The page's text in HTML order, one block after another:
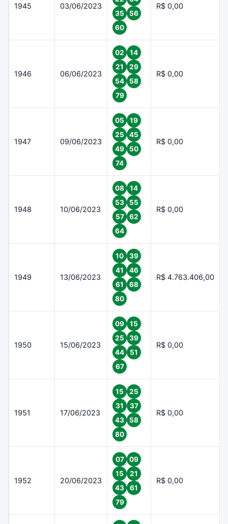
1945 03/06/2023
35
56
60
R$ 0,00
1946 06/06/2023
02
14
21
29
54
58
79
R$ 0,00
1947 09/06/2023
05
19
25
45
49
50
74
R$ 0,00
1948 10/06/2023
08
14
53
55
57
62
64
R$ 0,00
1949 13/06/2023
10
39
41
46
61
68
80
R$ 4.763.406,00
1950 15/06/2023
09
15
25
39
44
51
67
R$ 0,00
1951 17/06/2023
15
25
31
37
43
58
80
R$ 0,00
1952 20/06/2023
07
09
15
21
43
61
79
R$ 0,00